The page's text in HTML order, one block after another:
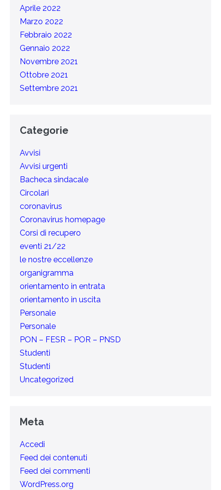
Aprile 2022
Marzo 2022
Febbraio 2022
Gennaio 2022
Novembre 2021
Ottobre 2021
Settembre 2021
Categorie
Avvisi
Avvisi urgenti
Bacheca sindacale
Circolari
coronavirus
Coronavirus homepage
Corsi di recupero
eventi 21/22
le nostre eccellenze
organigramma
orientamento in entrata
orientamento in uscita
Personale
Personale
PON – FESR – POR – PNSD
Studenti
Studenti
Uncategorized
Meta
Accedi
Feed dei contenuti
Feed dei commenti
WordPress.org